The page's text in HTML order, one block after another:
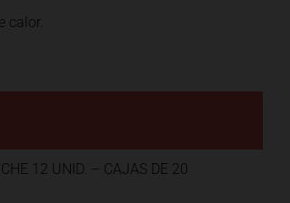
calor.
12 UNID. – CAJAS DE 20